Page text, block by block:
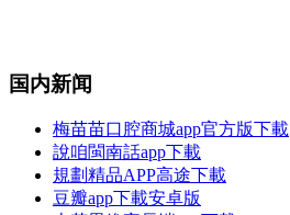
国内新闻
梅苗苗口腔商城app官方版下載
說咱閩南話app下載
規劃精品APP高途下載
豆瓣app下載安卓版